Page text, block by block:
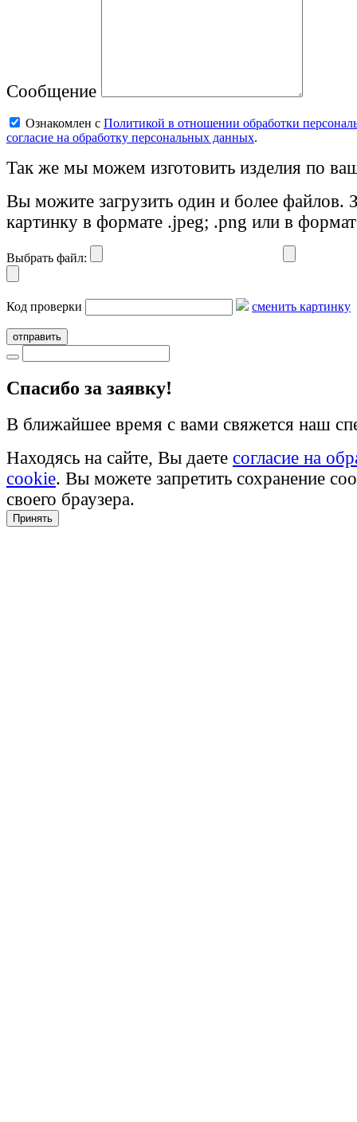
Сообщение
Ознакомлен с Политикой в отношении обработки
согласие на обработку персональных данных.
Так же мы можем изготовить изделия по
Вы можите загрузить один и более файлов.
картинку в формате .jpeg; .png или в
Выбрать файл:
Код проверки сменить картинку
отправить
Cпасибо за заявку!
В ближайшее время с вами свяжется наш
Находясь на сайте, Вы даете согласие на
cookie. Вы можете запретить сохранение
своего браузера.
Принять